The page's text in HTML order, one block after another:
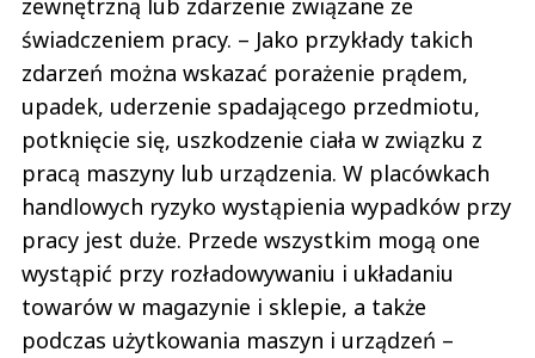
zewnętrzną lub zdarzenie związane ze
świadczeniem pracy. – Jako przykłady takich
zdarzeń można wskazać porażenie prądem,
upadek, uderzenie spadającego przedmiotu,
potknięcie się, uszkodzenie ciała w związku z
pracą maszyny lub urządzenia. W placówkach
handlowych ryzyko wystąpienia wypadków przy
pracy jest duże. Przede wszystkim mogą one
wystąpić przy rozładowywaniu i układaniu
towarów w magazynie i sklepie, a także
podczas użytkowania maszyn i urządzeń –